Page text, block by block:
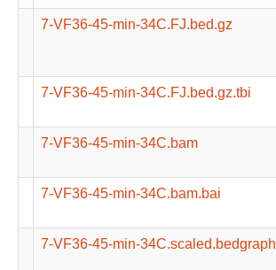
7-VF36-45-min-34C.FJ.bed.gz
7-VF36-45-min-34C.FJ.bed.gz.tbi
7-VF36-45-min-34C.bam
7-VF36-45-min-34C.bam.bai
7-VF36-45-min-